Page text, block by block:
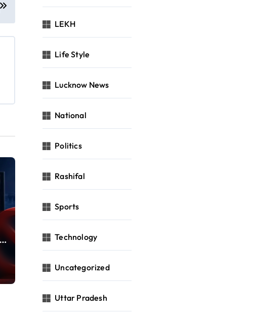
LEKH
Life Style
Lucknow News
National
Politics
Rashifal
Sports
Technology
Uncategorized
Uttar Pradesh